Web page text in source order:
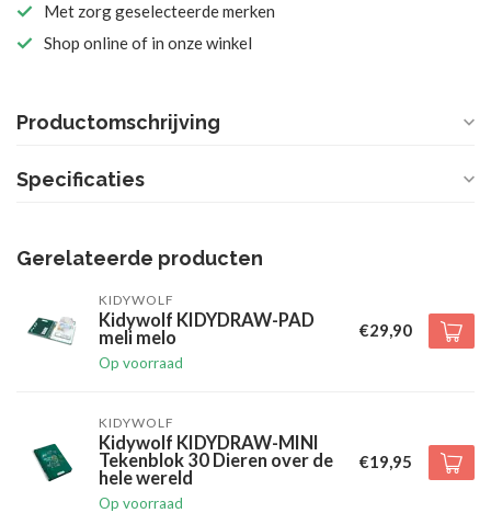
Met zorg geselecteerde merken
Shop online of in onze winkel
Productomschrijving
Specificaties
Gerelateerde producten
KIDYWOLF
Kidywolf KIDYDRAW-PAD
meli melo
Op voorraad
€29,90
KIDYWOLF
Kidywolf KIDYDRAW-MINI
Tekenblok 30 Dieren over de
hele wereld
Op voorraad
€19,95